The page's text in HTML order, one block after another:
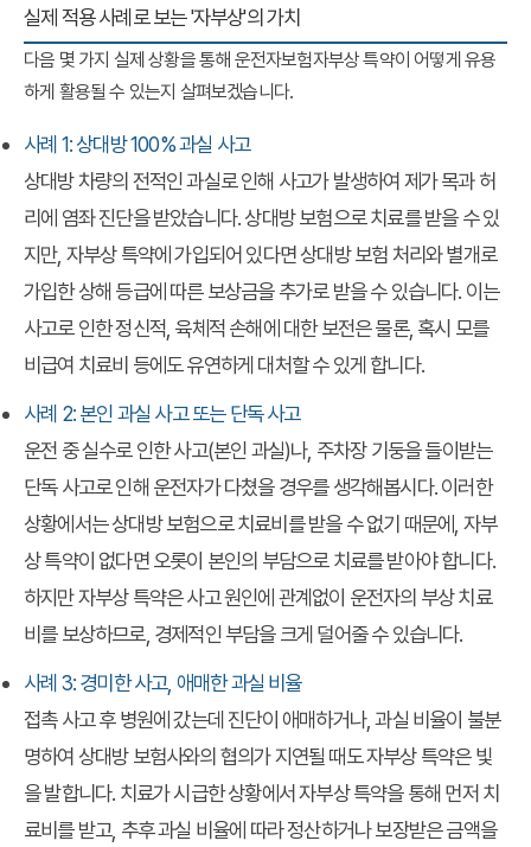
실제 적용 사례로 보는 '자부상'의 가치
다음 몇 가지 실제 상황을 통해 운전자보험자부상특약이 어떻게 유용
하게 활용될 수 있는지 살펴보겠습니다.
사례 1: 상대방 100% 과실 사고
상대방 차량의 전적인 과실로 인해 사고가 발생하여 제가 목과 허
리에 염좌 진단을 받았습니다. 상대방 보험으로 치료를 받을 수 있
지만, 자부상 특약에 가입되어 있다면 상대방 보험 처리와 별개로
가입한 상해 등급에 따른 보상금을 추가로 받을 수 있습니다. 이는
사고로 인한 정신적, 육체적 손해에 대한 보전은 물론, 혹시 모를
비급여 치료비 등에도 유연하게 대처할 수 있게 합니다.
사례 2: 본인 과실 사고 또는 단독 사고
운전 중 실수로 인한 사고(본인 과실)나, 주차장 기둥을 들이받는
단독 사고로 인해 운전자가 다쳤을 경우를 생각해봅시다. 이러한
상황에서는 상대방 보험으로 치료비를 받을 수 없기 때문에, 자부
상 특약이 없다면 오롯이 본인의 부담으로 치료를 받아야 합니다.
하지만 자부상 특약은 사고 원인에 관계없이 운전자의 부상 치료
비를 보상하므로, 경제적인 부담을 크게 덜어줄 수 있습니다.
사례 3: 경미한 사고, 애매한 과실 비율
접촉 사고 후 병원에 갔는데 진단이 애매하거나, 과실 비율이 불분
명하여 상대방 보험사와의 협의가 지연될 때도 자부상 특약은 빛
을 발합니다. 치료가 시급한 상황에서 자부상 특약을 통해 먼저 치
료비를 받고, 추후 과실 비율에 따라 정산하거나 보장받은 금액을